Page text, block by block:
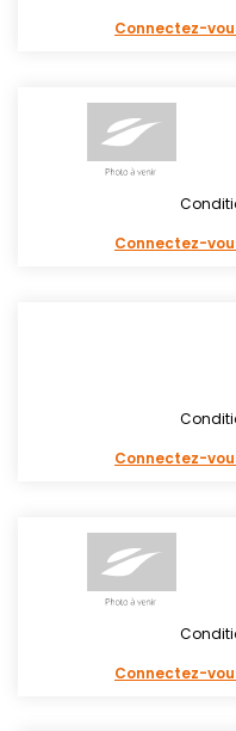
Connectez-
Connectez-
Connectez-
Connectez-